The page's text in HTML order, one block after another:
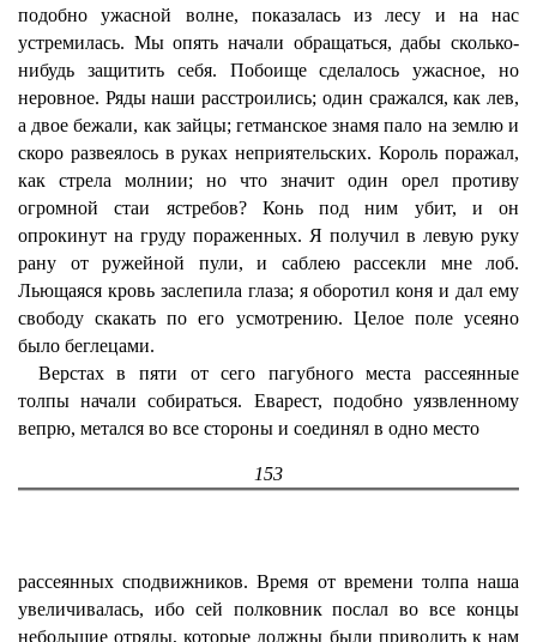
подобно ужасной волне, показалась из лесу и на нас
устремилась. Мы опять начали обращаться, дабы сколько-
нибудь защитить себя. Побоище сделалось ужасное, но
неровное. Ряды наши расстроились; один сражался, как лев,
а двое бежали, как зайцы; гетманское знамя пало на землю и
скоро развеялось в руках неприятельских. Король поражал,
как стрела молнии; но что значит один орел противу
огромной стаи ястребов? Конь под ним убит, и он
опрокинут на груду пораженных. Я получил в левую руку
рану от ружейной пули, и саблею рассекли мне лоб.
Льющаяся кровь заслепила глаза; я оборотил коня и дал ему
свободу скакать по его усмотрению. Целое поле усеяно
было беглецами.
Верстах в пяти от сего пагубного места рассеянные
толпы начали собираться. Еварест, подобно уязвленному
вепрю, метался во все стороны и соединял в одно место
153
рассеянных сподвижников. Время от времени толпа наша
увеличивалась, ибо сей полковник послал во все концы
небольшие отряды, которые должны были приводить к нам